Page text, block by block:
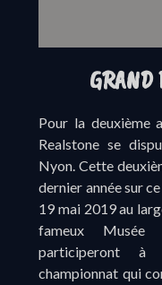
GRAND
Pour la deuxième
Realstone se
Nyon. Cette
dernier année sur
19 mai 2019 au
fameux Musée
participeront à
championnat qui